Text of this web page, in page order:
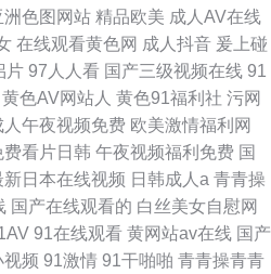
洲色图网站 精品欧美 成人AV在线
在线观看黄色网 成人抖音 爰上碰
片 97人人看 国产三级视频在线 91
黄色AV网站人 黄色91福利社 污网
人午夜视频免费 欧美激情福利网
费看片日韩 午夜视频福利免费 国
新日本在线视频 日韩成人a 青青操
国产在线观看的 白丝美女自慰网
91在线观看 黄网站av在线 国产
视频 91激情 91干啪啪 青青操青青